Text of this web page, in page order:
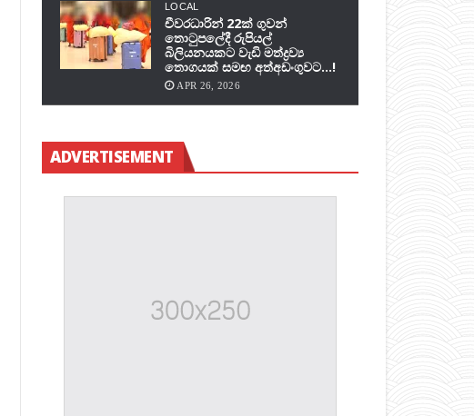
LOCAL
චීවරධාරින් 22ක් ගුවන්
තොටුපලේදී රුපියල්
බිලියනයකට වැඩි මත්ද්‍රව්‍ය
තොගයක් සමඟ අත්අඩංගුවට…!
APR 26, 2026
ADVERTISEMENT